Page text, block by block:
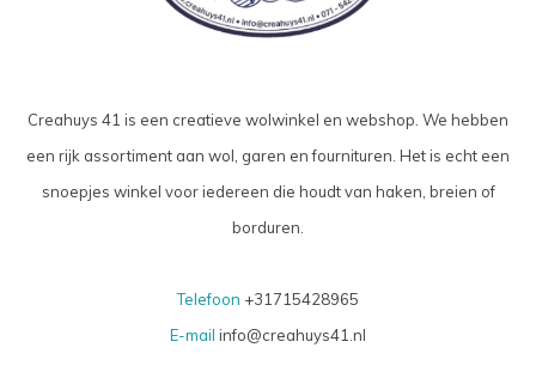
Creahuys 41 is een creatieve wolwinkel en webshop. We hebben
een rijk assortiment aan wol, garen en fournituren. Het is echt een
snoepjes winkel voor iedereen die houdt van haken, breien of
borduren.
Telefoon +31715428965
E-mail info@creahuys41.nl